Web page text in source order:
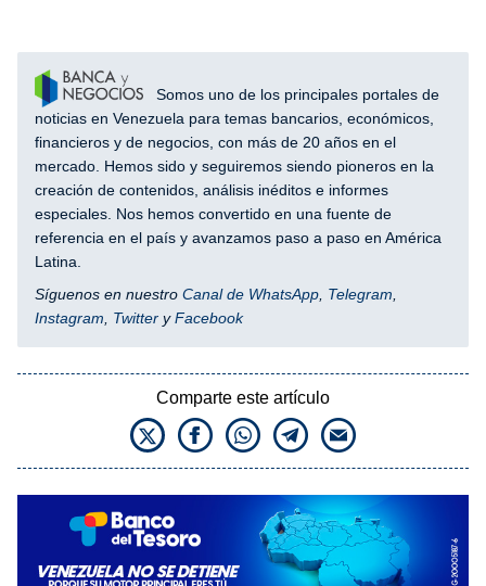
Somos uno de los principales portales de
noticias en Venezuela para temas bancarios, económicos,
financieros y de negocios, con más de 20 años en el
mercado. Hemos sido y seguiremos siendo pioneros en la
creación de contenidos, análisis inéditos e informes
especiales. Nos hemos convertido en una fuente de
referencia en el país y avanzamos paso a paso en América
Latina.
Síguenos en nuestro Canal de WhatsApp Telegram
Instagram
Twitter yFacebook
Comparte este artículo